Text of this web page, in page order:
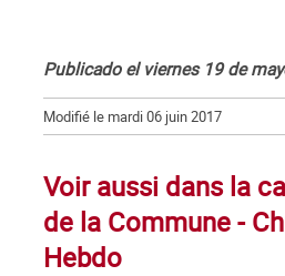
Publicado el viernes 19 de
Modifié le mardi 06 juin 2017
Voir aussi dans la
de la Commune -
Hebdo